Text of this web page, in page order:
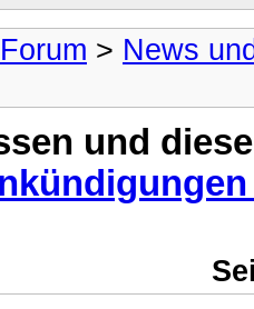
> News
und